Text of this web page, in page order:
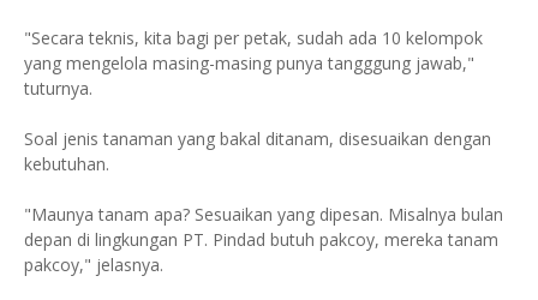
"Secara teknis, kita bagi per petak, sudah ada 10 kelompok
yang mengelola masing-masing punya tangggung jawab,"
tuturnya.
Soal jenis tanaman yang bakal ditanam, disesuaikan dengan
kebutuhan.
"Maunya tanam apa? Sesuaikan yang dipesan. Misalnya bulan
depan di lingkungan PT. Pindad butuh pakcoy, mereka tanam
pakcoy," jelasnya.